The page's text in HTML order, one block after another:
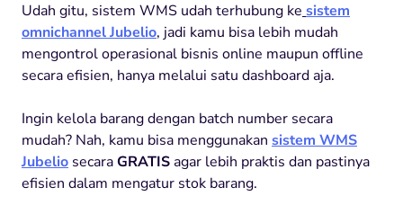
Udah gitu, sistem WMS udah terhubung ke sistem
omnichannel Jubelio, jadi kamu bisa lebih mudah
mengontrol operasional bisnis online maupun offline
secara efisien, hanya melalui satu dashboard aja.
Ingin kelola barang dengan batch number secara
mudah? Nah, kamu bisa menggunakan sistem WMS
Jubelio secaraGRATISagar lebih praktis dan pastinya
efisien dalam mengatur stok barang.